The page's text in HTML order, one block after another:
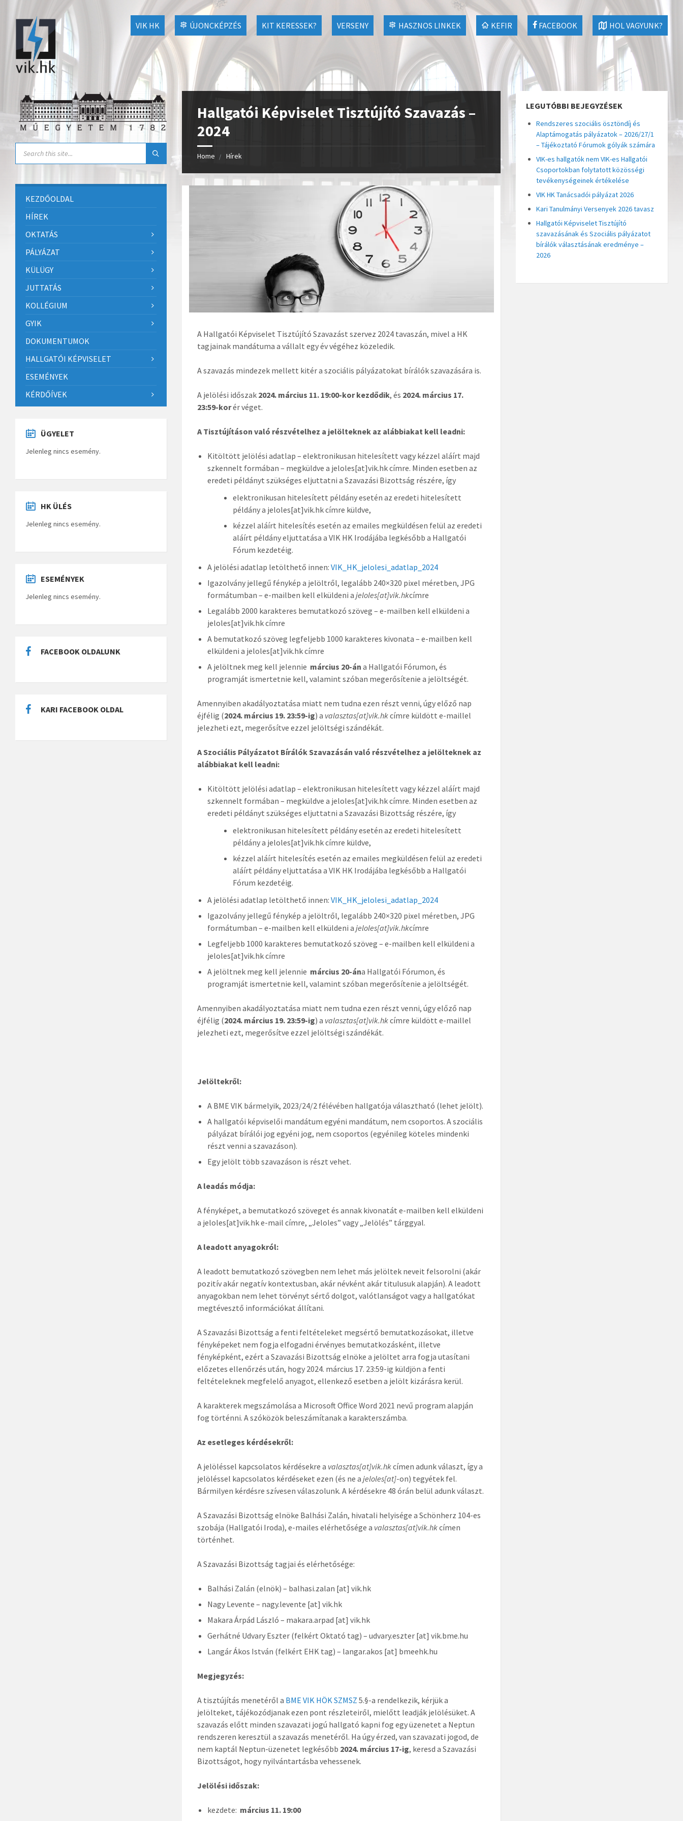
VIK HK ÚJONCKÉPZÉS KIT KERESSEK? VERSENY HASZNOS LINKEK KEFIR FACEBOOK HOL VAGYUNK?
Hallgatói Képviselet Tisztújító Szavazás –
2024
Home Hírek
A Hallgatói Képviselet Tisztújító Szavazást szervez 2024 tavaszán, mivel a HK
tagjainak mandátuma a vállalt egy év végéhez közeledik.
A szavazás mindezek mellett kitér a szociális pályázatokat bírálók szavazására is.
A jelölési időszak 2024. március 11. 19:00-kor kezdődik, és 2024. március 17.
23:59-korér véget.
A Tisztújításon való részvételhez a jelölteknek az alábbiakat kell leadni:
Kitöltött jelölési adatlap – elektronikusan hitelesített vagy kézzel aláírt majd
szkennelt formában – megküldve a jeloles[at]vik.hk címre. Minden esetben az
eredeti példányt szükséges eljuttatni a Szavazási Bizottság részére, így
elektronikusan hitelesített példány esetén az eredeti hitelesített
példány a jeloles[at]vik.hk címre küldve,
kézzel aláírt hitelesítés esetén az emailes megküldésen felül az eredeti
aláírt példány eljuttatása a VIK HK Irodájába legkésőbb a Hallgatói
Fórum kezdetéig.
A jelölési adatlap letölthető innen:VIK_HK_jelolesi_adatlap_2024
Igazolvány jellegű fénykép a jelöltről, legalább 240×320 pixel méretben, JPG
formátumban – e-mailben kell elküldeni ajeloles[at]vik.hkcímre
Legalább 2000 karakteres bemutatkozó szöveg – e-mailben kell elküldeni a
jeloles[at]vik.hk címre
A bemutatkozó szöveg legfeljebb 1000 karakteres kivonata – e-mailben kell
elküldeni a jeloles[at]vik.hk címre
A jelöltnek meg kell jelennie március 20-ána Hallgatói Fórumon, és
programját ismertetnie kell, valamint szóban megerősítenie a jelöltségét.
Amennyiben akadályoztatása miatt nem tudna ezen részt venni, úgy előző nap
éjfélig (2024. március 19. 23:59-ig) a valasztas[at]vik.hkcímre küldött e-maillel
jelezheti ezt, megerősítve ezzel jelöltségi szándékát.
A Szociális Pályázatot Bírálók Szavazásán való részvételhez a jelölteknek az
alábbiakat kell leadni:
Kitöltött jelölési adatlap – elektronikusan hitelesített vagy kézzel aláírt majd
szkennelt formában – megküldve a jeloles[at]vik.hk címre. Minden esetben az
eredeti példányt szükséges eljuttatni a Szavazási Bizottság részére, így
elektronikusan hitelesített példány esetén az eredeti hitelesített
példány a jeloles[at]vik.hk címre küldve,
kézzel aláírt hitelesítés esetén az emailes megküldésen felül az eredeti
aláírt példány eljuttatása a VIK HK Irodájába legkésőbb a Hallgatói
Fórum kezdetéig.
​A jelölési adatlap letölthető innen:VIK_HK_jelolesi_adatlap_2024
Igazolvány jellegű fénykép a jelöltről, legalább 240×320 pixel méretben, JPG
formátumban – e-mailben kell elküldeni ajeloles[at]vik.hkcímre
Legfeljebb 1000 karakteres bemutatkozó szöveg – e-mailben kell elküldeni a
jeloles[at]vik.hk címre
A jelöltnek meg kell jelennie március 20-ána Hallgatói Fórumon, és
programját ismertetnie kell, valamint szóban megerősítenie a jelöltségét.
Amennyiben akadályoztatása miatt nem tudna ezen részt venni, úgy előző nap
éjfélig (2024. március 19. 23:59-ig) a valasztas[at]vik.hkcímre küldött e-maillel
jelezheti ezt, megerősítve ezzel jelöltségi szándékát.
Jelöltekről:
A BME VIK bármelyik, 2023/24/2 félévében hallgatója választható (lehet jelölt).
A hallgatói képviselői mandátum egyéni mandátum, nem csoportos. A szociális
pályázat bírálói jog egyéni jog, nem csoportos (egyénileg köteles mindenki
részt venni a szavazáson).
Egy jelölt több szavazáson is részt vehet.
A leadás módja:
A fényképet, a bemutatkozó szöveget és annak kivonatát e-mailben kell elküldeni
a jeloles[at]vik.hk e-mail címre, „Jeloles” vagy „Jelölés” tárggyal.
A leadott anyagokról:
A leadott bemutatkozó szövegben nem lehet más jelöltek neveit felsorolni (akár
pozitív akár negatív kontextusban, akár névként akár titulusuk alapján). A leadott
anyagokban nem lehet törvényt sértő dolgot, valótlanságot vagy a hallgatókat
megtévesztő információkat állítani.
A Szavazási Bizottság a fenti feltételeket megsértő bemutatkozásokat, illetve
fényképeket nem fogja elfogadni érvényes bemutatkozásként, illetve
fényképként, ezért a Szavazási Bizottság elnöke a jelöltet arra fogja utasítani
előzetes ellenőrzés után, hogy 2024. március 17. 23:59-ig küldjön a fenti
feltételeknek megfelelő anyagot, ellenkező esetben a jelölt kizárásra kerül.
A karakterek megszámolása a Microsoft Office Word 2021 nevű program alapján
fog történni. A szóközök beleszámítanak a karakterszámba.
Az esetleges kérdésekről:
A jelöléssel kapcsolatos kérdésekre a valasztas[at]vik.hkcímen adunk választ, így a
jelöléssel kapcsolatos kérdéseket ezen (és ne ajeloles[at]-on) tegyétek fel.
Bármilyen kérdésre szívesen válaszolunk. A kérdésekre 48 órán belül adunk választ.
A Szavazási Bizottság elnöke Balhási Zalán, hivatali helyisége a Schönherz 104-es
szobája (Hallgatói Iroda), e-mailes elérhetősége a valasztas[at]vik.hkcímen
történhet.
A Szavazási Bizottság tagjai és elérhetősége:
Balhási Zalán (elnök) – balhasi.zalan [at] vik.hk
Nagy Levente – nagy.levente [at] vik.hk
Makara Árpád László – makara.arpad [at] vik.hk
Gerhátné Udvary Eszter (felkért Oktató tag) – udvary.eszter [at] vik.bme.hu
Langár Ákos István (felkért EHK tag) – langar.akos [at] bmeehk.hu
Megjegyzés:
A tisztújítás menetéről a BME VIK HÖK SZMSZ 5.§-a rendelkezik, kérjük a
jelölteket, tájékozódjanak ezen pont részleteiről, mielőtt leadják jelölésüket. A
szavazás előtt minden szavazati jogú hallgató kapni fog egy üzenetet a Neptun
rendszeren keresztül a szavazás menetéről. Ha úgy érzed, van szavazati jogod, de
nem kaptál Neptun-üzenetet legkésőbb 2024. március 17-ig, keresd a Szavazási
Bizottságot, hogy nyilvántartásba vehessenek.
Jelölési időszak:
kezdete: március 11. 19:00
KEZDŐOLDAL
HÍREK
OKTATÁS
PÁLYÁZAT
KÜLÜGY
JUTTATÁS
KOLLÉGIUM
GYIK
DOKUMENTUMOK
HALLGATÓI KÉPVISELET
ESEMÉNYEK
KÉRDŐÍVEK
ÜGYELET
Jelenleg nincs esemény.
HK ÜLÉS
Jelenleg nincs esemény.
ESEMÉNYEK
Jelenleg nincs esemény.
FACEBOOK OLDALUNK
KARI FACEBOOK OLDAL
LEGUTÓBBI BEJEGYZÉSEK
Rendszeres szociális ösztöndíj és
Alaptámogatás pályázatok – 2026/27/1
– Tájékoztató Fórumok gólyák számára
VIK-es hallgatók nem VIK-es Hallgatói
Csoportokban folytatott közösségi
tevékenységeinek értékelése
VIK HK Tanácsadói pályázat 2026
Kari Tanulmányi Versenyek 2026 tavasz
Hallgatói Képviselet Tisztújító
szavazásának és Szociális pályázatot
bírálók választásának eredménye –
2026